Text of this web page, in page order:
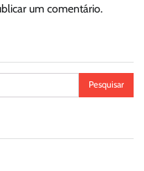
um comentário.